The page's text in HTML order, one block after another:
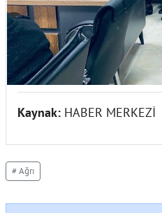
Kaynak: HABER MERKEZİ
# Ağrı